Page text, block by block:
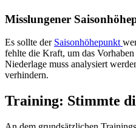
Misslungener
Es sollte der Saisonhöhepunkt
fehlte die Kraft, um das
Niederlage muss analysiert
verhindern.
Training: Stimmte